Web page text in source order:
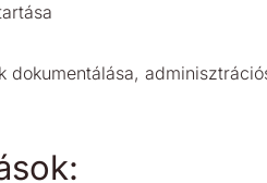
dokumentálása,